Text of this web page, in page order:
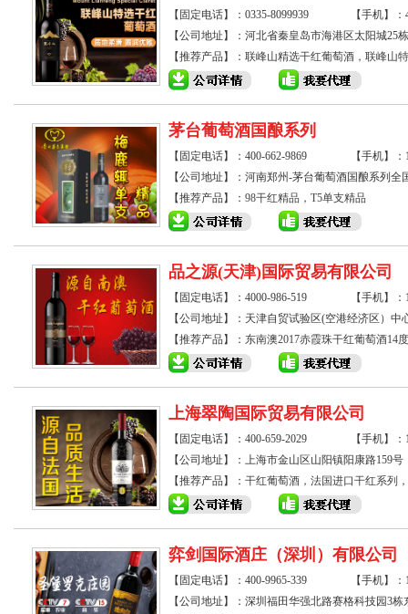
【固定电话】：0335-8099939
【手机】
【公司地址】：河北省秦皇岛市海港区太阳城25
【推荐产品】： 联峰山精选干红葡萄酒，联峰山
茅台葡萄酒国酿系列
【固定电话】：400-662-9869
【手机】
【公司地址】：河南郑州-茅台葡萄酒国酿系列全
【推荐产品】： 98干红精品，T5单支精品
品之源(天津)国际贸易有限公司
【固定电话】：4000-986-519
【手机】
【公司地址】：天津自贸试验区(空港经济区）中
【推荐产品】： 东南澳2017赤霞珠干红葡萄酒14
上海翠陶国际贸易有限公司
【固定电话】：400-659-2029
【手机】
【公司地址】：上海市金山区山阳镇阳康路159号
【推荐产品】： 干红葡萄酒，法国进口干红系列
弈剑国际酒庄（深圳）有限公司
【固定电话】：400-9965-339
【手机】
【公司地址】：深圳福田华强北路赛格科技园3栋